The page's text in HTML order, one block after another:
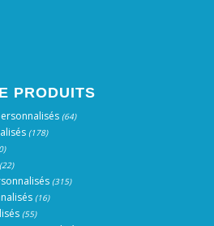
PRODUITS
(64)
(178)
(22)
(315)
(16)
(55)